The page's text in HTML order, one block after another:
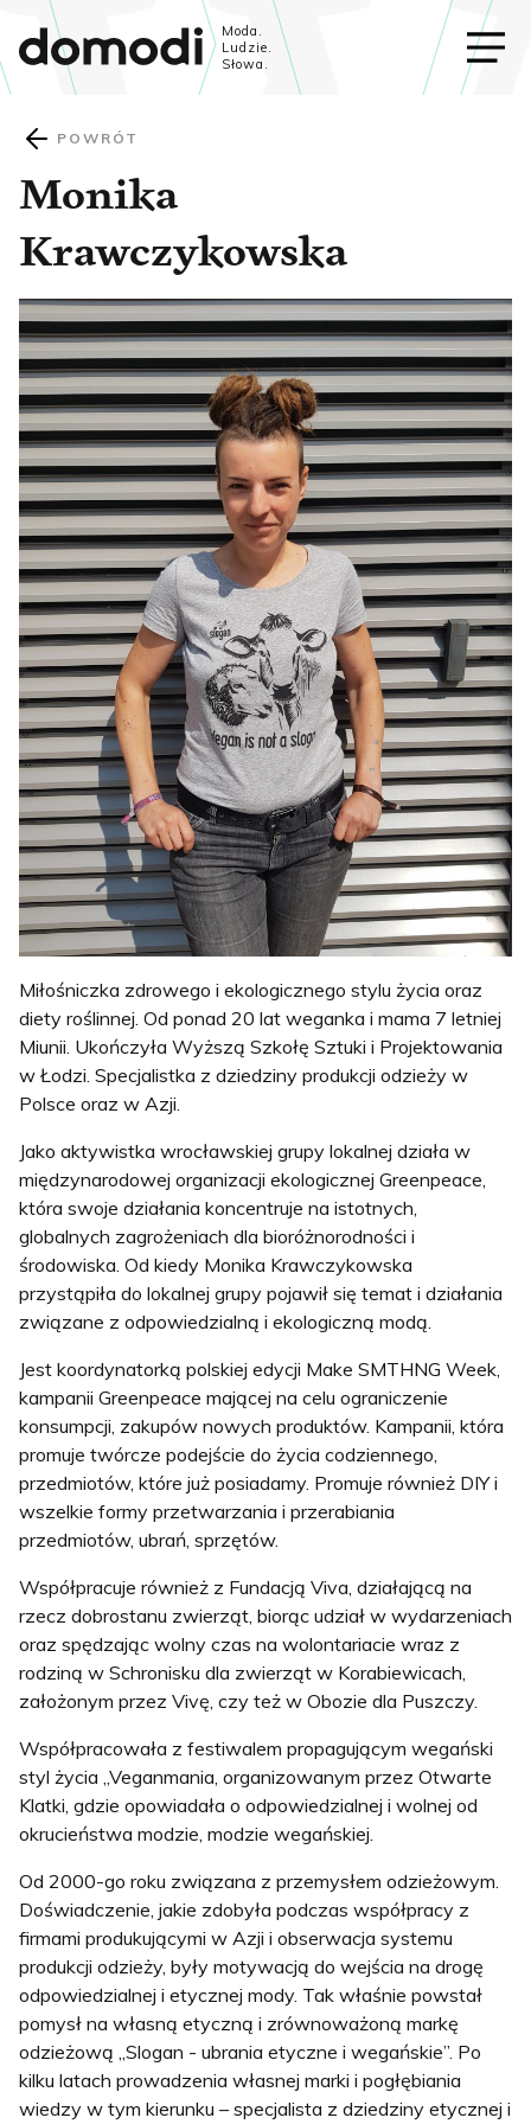
Moda.
Ludzie.
Słowa.
POWRÓT
Monika
Krawczykowska
Miłośniczka zdrowego i ekologicznego stylu życia oraz
diety roślinnej. Od ponad 20 lat weganka i mama 7 letniej
Miunii. Ukończyła Wyższą Szkołę Sztuki i Projektowania
w Łodzi. Specjalistka z dziedziny produkcji odzieży w
Polsce oraz w Azji.
Jako aktywistka wrocławskiej grupy lokalnej działa w
międzynarodowej organizacji ekologicznej Greenpeace,
która swoje działania koncentruje na istotnych,
globalnych zagrożeniach dla bioróżnorodności i
środowiska. Od kiedy Monika Krawczykowska
przystąpiła do lokalnej grupy pojawił się temat i działania
związane z odpowiedzialną i ekologiczną modą.
Jest koordynatorką polskiej edycji Make SMTHNG Week,
kampanii Greenpeace mającej na celu ograniczenie
konsumpcji, zakupów nowych produktów. Kampanii, która
promuje twórcze podejście do życia codziennego,
przedmiotów, które już posiadamy. Promuje również DIY i
wszelkie formy przetwarzania i przerabiania
przedmiotów, ubrań, sprzętów.
Współpracuje również z Fundacją Viva, działającą na
rzecz dobrostanu zwierząt, biorąc udział w wydarzeniach
oraz spędzając wolny czas na wolontariacie wraz z
rodziną w Schronisku dla zwierząt w Korabiewicach,
założonym przez Vivę, czy też w Obozie dla Puszczy.
Współpracowała z festiwalem propagującym wegański
styl życia „Veganmania, organizowanym przez Otwarte
Klatki, gdzie opowiadała o odpowiedzialnej i wolnej od
okrucieństwa modzie, modzie wegańskiej.
Od 2000-go roku związana z przemysłem odzieżowym.
Doświadczenie, jakie zdobyła podczas współpracy z
firmami produkującymi w Azji i obserwacja systemu
produkcji odzieży, były motywacją do wejścia na drogę
odpowiedzialnej i etycznej mody. Tak właśnie powstał
pomysł na własną etyczną i zrównoważoną markę
odzieżową „Slogan - ubrania etyczne i wegańskie”. Po
kilku latach prowadzenia własnej marki i pogłębiania
wiedzy w tym kierunku – specjalista z dziedziny etycznej i